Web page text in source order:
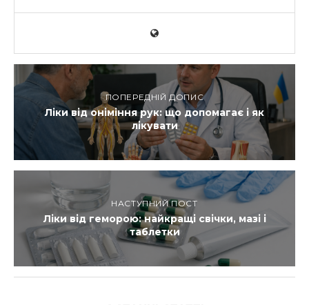
ПОПЕРЕДНІЙ ДОПИС
Ліки від оніміння рук: що допомагає і як
лікувати
НАСТУПНИЙ ПОСТ
Ліки від геморою: найкращі свічки, мазі і
таблетки